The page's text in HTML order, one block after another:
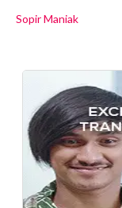
Sopir Maniak